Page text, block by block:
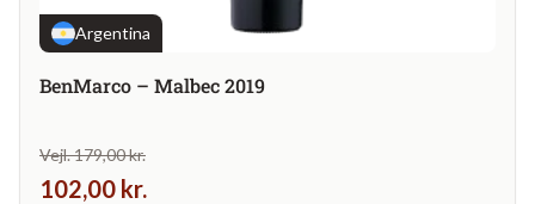
Argentina
BenMarco – Malbec 2019
Vejl. 179,00 kr.
102,00 kr.